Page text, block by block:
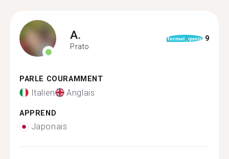
A.
Prato
format_quote 9
PARLE COURAMMENT
Italien Anglais
APPREND
Japonais